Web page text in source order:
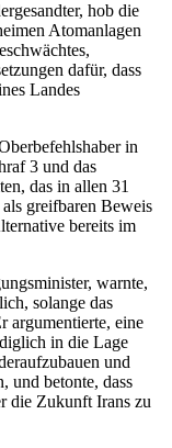
hob die
Atomanlagen
dafür, dass
Landes
in
3 und das
das in allen 31
greifbaren Beweis
bereits im
warnte,
solange das
argumentierte, eine
in die Lage
und
und betonte, dass
die Zukunft Irans zu